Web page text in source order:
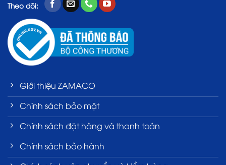
Theo dõi:
Giới thiệu ZAMACO
Chính sách bảo mật
Chính sách đặt hàng và thanh toán
Chính sách bảo hành